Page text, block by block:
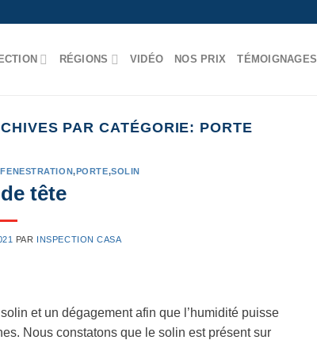
RÉGIONS VIDÉO NOS PRIX TÉMOIGNAGES
PAR CATÉGORIE: PORTE
FENESTRATION,PORTE,SOLIN
tête
PAR INSPECTION CASA
et un dégagement afin que l’humidité puisse
Nous constatons que le solin est présent sur